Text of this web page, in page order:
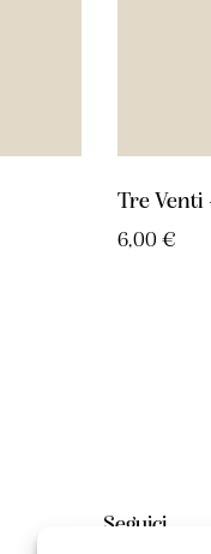
Tre Venti
6,00 €
Seguici